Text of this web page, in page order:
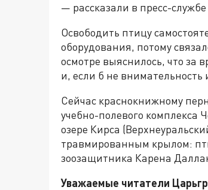
— рассказали в пресс-
Освободить птицу
оборудования, потому
осмотре выяснилось, что за
и, если б не
Сейчас краснокнижному
учебно-полевого комплекса
озере Кирса
травмированным крылом:
зоозащитника Карена
Уважаемые читатели